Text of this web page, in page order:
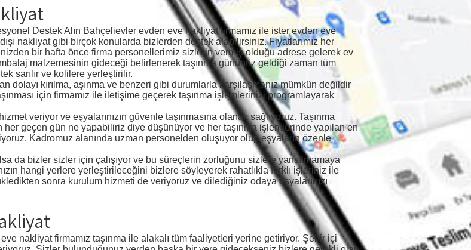
Destek Alın Bahçelievler evden eve nakliyat firmamız ile ister evden eve
nakliyat gibi birçok konularda bizlerden destek alabilirsiniz. Fiyatlarımız her
bir hafta önce firma personellerimiz sizlerin vermiş olduğu adrese gelerek ev
malzemesinin gideceği belirlenerek taşınma gününüz geldiği zaman tüm
sarılır ve kolilere yerleştirilir.
dolayı kırılma, aşınma ve benzeri gibi durumlarla karşılaşmanız mümkün değildir
için firmamız ile iletişime geçerek taşınma işlemlerinizi programlayarak
veriyor ve eşyalarınızın güvenle taşınmasına olanak sağlıyoruz. Taşınma
geçen gün ne yapabiliriz diye düşünüyor ve her taşınma işlemlerinde yapılan en
Kadromuz alanında uzman personelden oluşuyor olup eşyaların özenle
da bizler sizler için çalışıyor ve bu süreçlerin zorluğunu sizlere yansıtmamaya
hangi yerlere yerleştirileceğini bizlere söyleyerek rahatlıkla farklı işleriniz ile
sonra kurulum hizmeti de veriyoruz ve dilediğiniz odaya eşyalarınızı
nakliyat firmamız taşınma ile alakalı tüm faaliyetleri yerine getiriyor. Şehir içi